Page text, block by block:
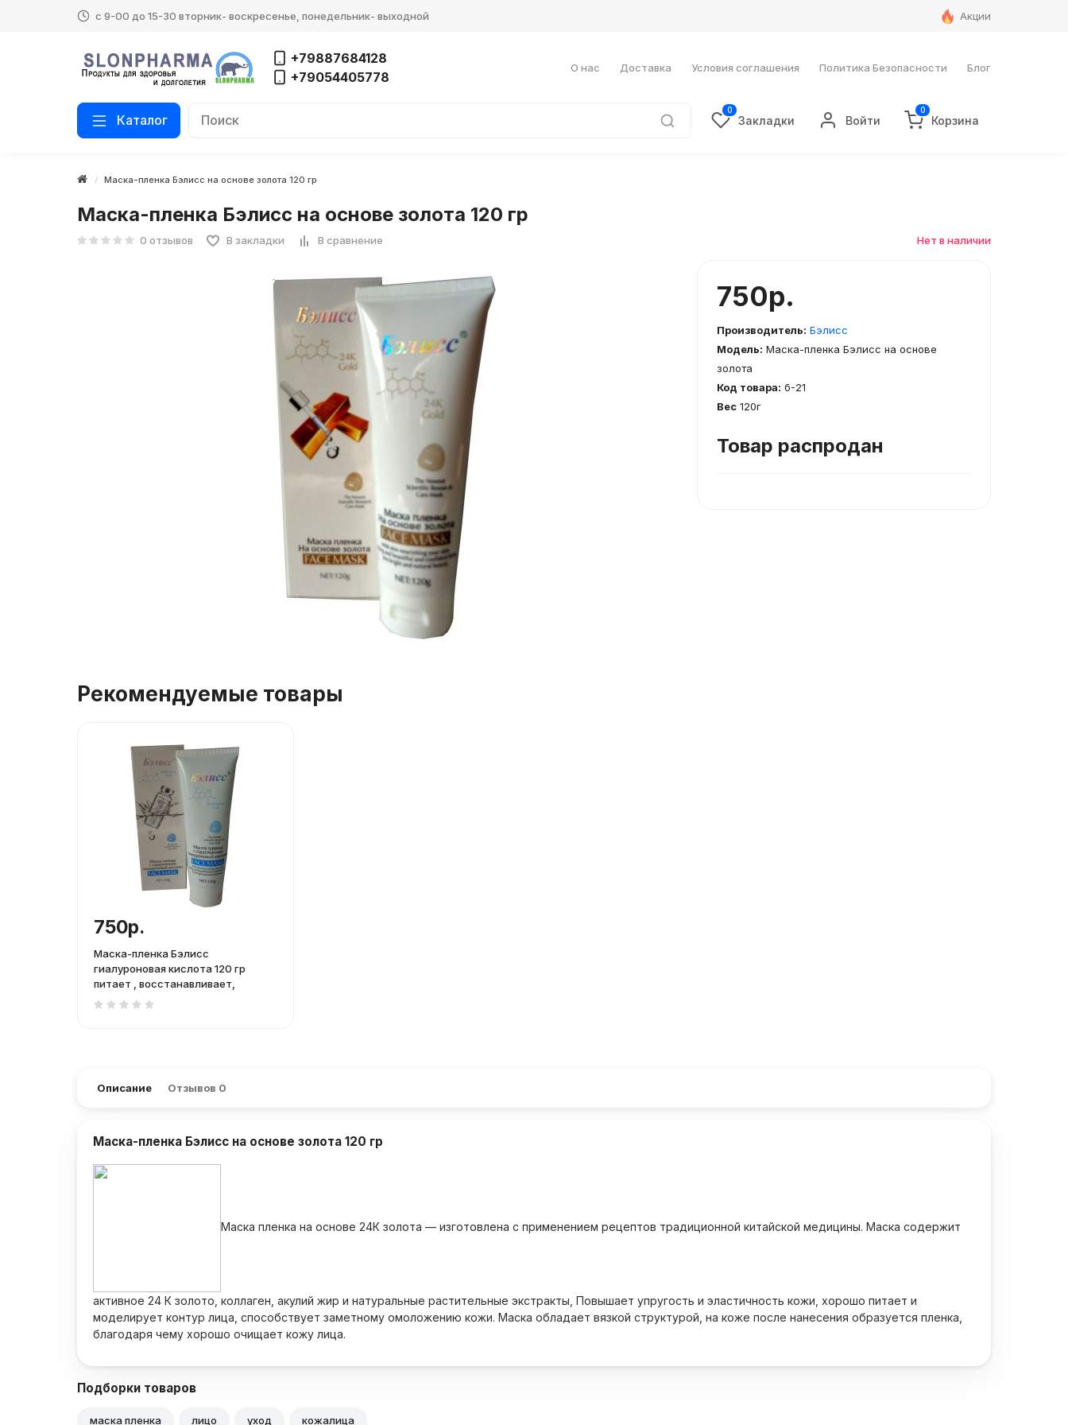
с 9-00 до 15-30 вторник- воскресенье, понедельник- выходной Акции
+79887684128
+79054405778
О нас Доставка Условия соглашения Политика Безопасности Блог
Каталог
0
Закладки Войти
0
Корзина
Маска-пленка Бэлисс на основе золота 120 гр
Маска-пленка Бэлисс на основе золота 120 гр
0 отзывов В закладки В сравнение Нет в наличии
750р.
Производитель: Бэлисс
Модель: Маска-пленка Бэлисс на основе
золота
Код товара: б-21
Вес 120г
Товар распродан
Рекомендуемые товары
750р.
Маска-пленка Бэлисс
гиалуроновая кислота 120 гр
питает , восстанавливает,
осветляет, от морщин
Описание Отзывов 0
Маска-пленка Бэлисс на основе золота 120 гр
Маска пленка на основе 24К золота — изготовлена с применением рецептов традиционной китайской медицины. Маска содержит
активное 24 К золото, коллаген, акулий жир и натуральные растительные экстракты, Повышает упругость и эластичность кожи, хорошо питает и
моделирует контур лица, способствует заметному омоложению кожи. Маска обладает вязкой структурой, на коже после нанесения образуется пленка,
благодаря чему хорошо очищает кожу лица.
Подборки товаров
маска пленка лицо уход кожалица